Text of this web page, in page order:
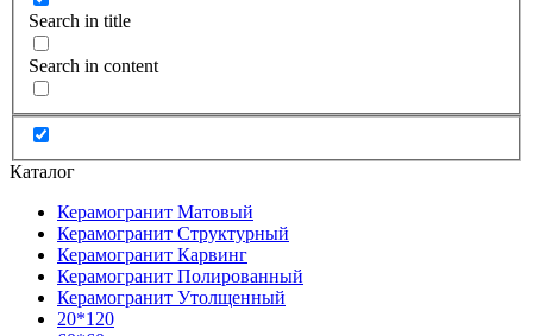
Search in title
Search in content
Каталог
Керамогранит Матовый
Керамогранит Структурный
Керамогранит Карвинг
Керамогранит Полированный
Керамогранит Утолщенный
20*120